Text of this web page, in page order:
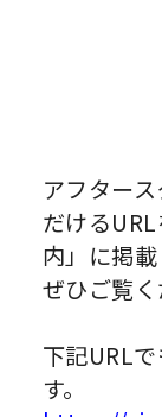
アフター
だける
内」に掲載
ぜひご覧く
下記URL
す。